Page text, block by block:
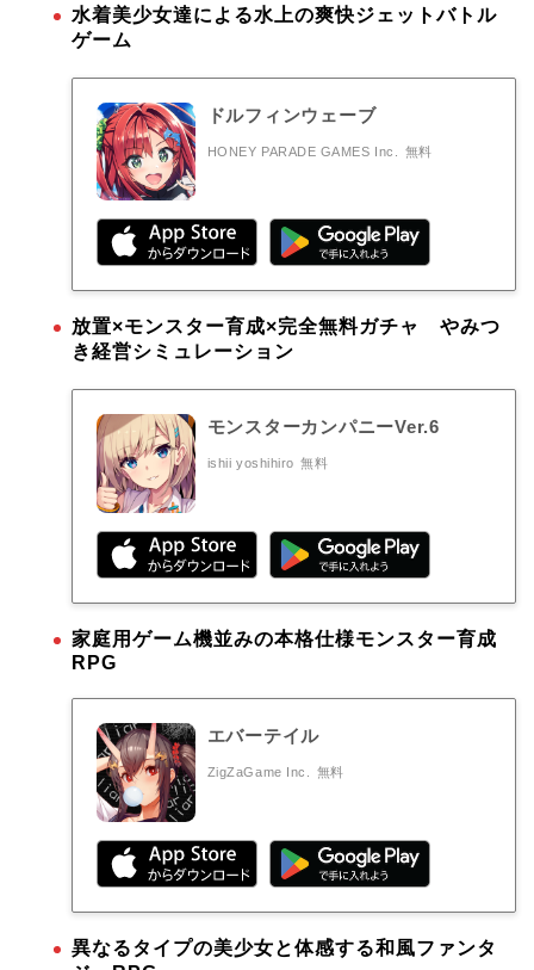
水着美少女達による水上の爽快ジェットバトル
ゲーム
ドルフィンウェーブ
HONEY PARADE GAMES Inc. 無料
放置×モンスター育成×完全無料ガチャ やみつ
き経営シミュレーション
モンスターカンパニーVer.6
ishii yoshihiro 無料
家庭用ゲーム機並みの本格仕様モンスター育成
RPG
エバーテイル
ZigZaGame Inc. 無料
異なるタイプの美少女と体感する和風ファンタ